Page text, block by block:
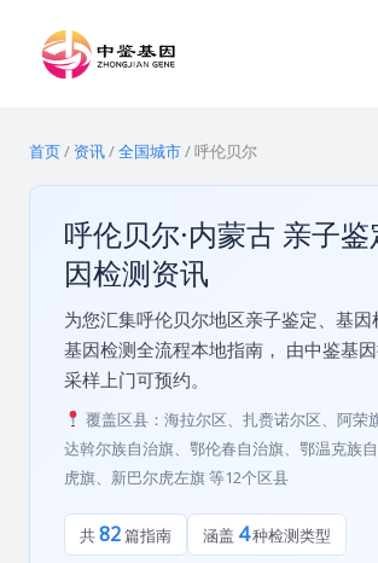
首页/ 资讯/全国城市/呼伦贝尔
呼伦贝尔·内蒙古 亲子
因检测资讯
为您汇集呼伦贝尔地区亲子鉴定、基因
基因检测全流程本地指南， 由中鉴基因
采样上门可预约。
覆盖区县：海拉尔区、扎赉诺尔区、阿荣
达斡尔族自治旗、鄂伦春自治旗、鄂温克族
虎旗、新巴尔虎左旗 等12个区县
共82篇指南 涵盖 4种检测类型